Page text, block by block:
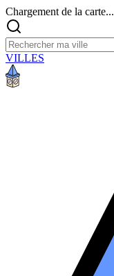
Chargement de la carte...
VILLES